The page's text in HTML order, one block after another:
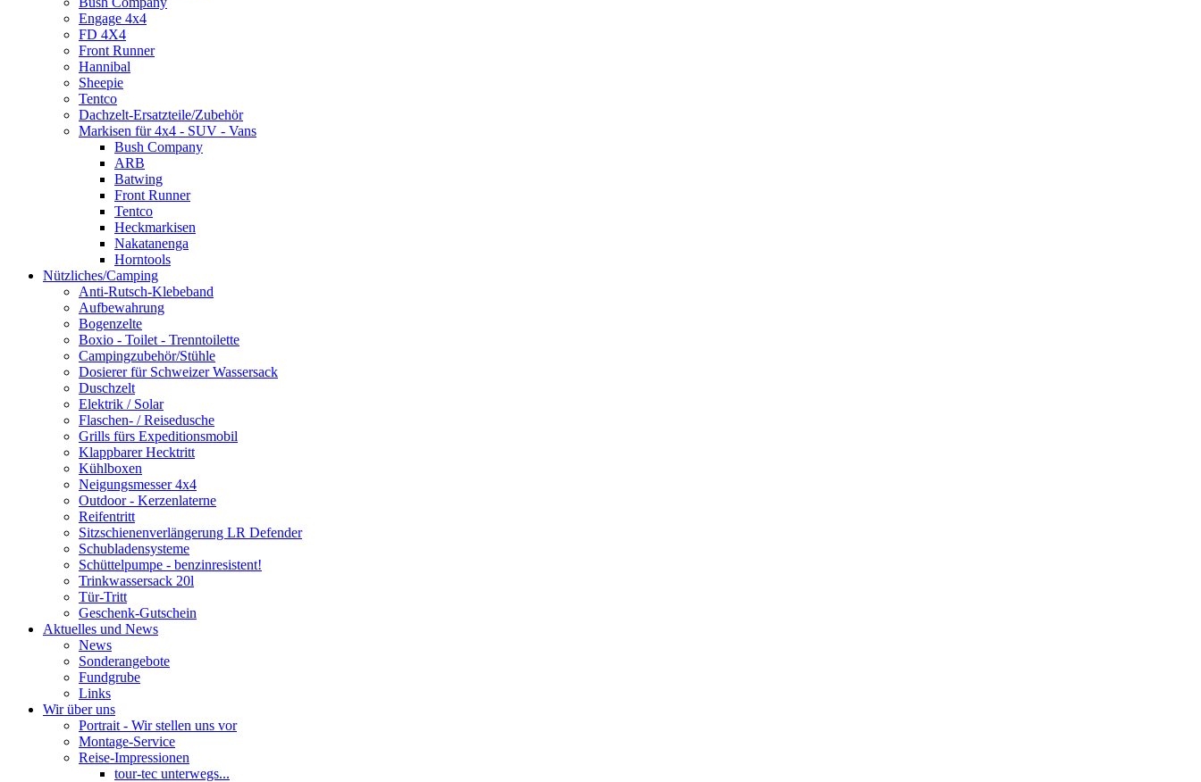
Engage 4x4
FD 4X4
Front Runner
Hannibal
Sheepie
Tentco
Dachzelt-Ersatzteile/Zubehör
Markisen für 4x4 - SUV - Vans
Bush Company
ARB
Batwing
Front Runner
Tentco
Heckmarkisen
Nakatanenga
Horntools
Nützliches/Camping
Anti-Rutsch-Klebeband
Aufbewahrung
Bogenzelte
Boxio - Toilet - Trenntoilette
Campingzubehör/Stühle
Dosierer für Schweizer Wassersack
Duschzelt
Elektrik / Solar
Flaschen- / Reisedusche
Grills fürs Expeditionsmobil
Klappbarer Hecktritt
Kühlboxen
Neigungsmesser 4x4
Outdoor - Kerzenlaterne
Reifentritt
Sitzschienenverlängerung LR Defender
Schubladensysteme
Schüttelpumpe - benzinresistent!
Trinkwassersack 20l
Tür-Tritt
Geschenk-Gutschein
Aktuelles und News
News
Sonderangebote
Fundgrube
Links
Wir über uns
Portrait - Wir stellen uns vor
Montage-Service
Reise-Impressionen
tour-tec unterwegs...